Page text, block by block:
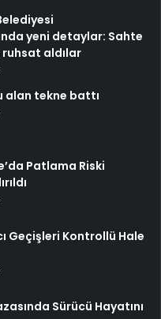
yeni detaylar: Sahte
aldılar
alan tekne battı
Patlama Riski
Geçişleri Kontrollü Hale
Sürücü Hayatını